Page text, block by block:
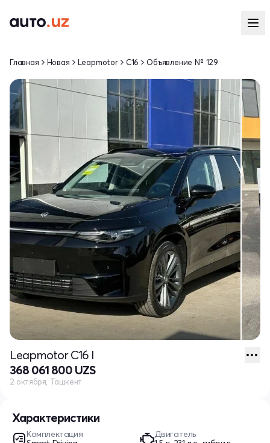
Характеристики
Комплектация
Двигатель
Главная Новая Leapmotor C16 Объявление № 129
Leapmotor C16 I
368 061 800 UZS
2 октября, Ташкент